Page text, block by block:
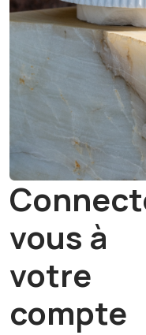
vous à
votre
compte